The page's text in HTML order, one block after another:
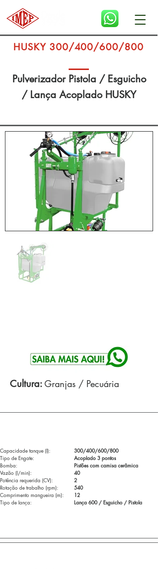
HUSKY 300/400/600/800
Pulverizador Pistola / Esguicho
/ Lança Acoplado HUSKY
Cultura: Granjas / Pecuária
Capacidade tanque (l):
Tipo de Engate:
Bomba:
Vazão (l/min):
Potência requerida (CV):
Rotação de trabalho (rpm):
Comprimento mangueira (m):
Tipo de lança:
300/400/600/800
Acoplado 3 pontos
Pistões com camisa cerâmica
40
2
540
12
Lança 600 / Esguicho / Pistola